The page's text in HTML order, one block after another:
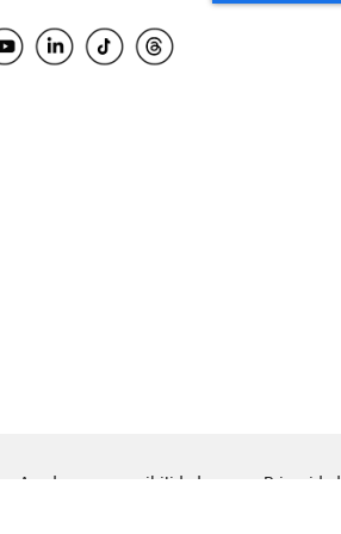
Ayuda para accesibilidad Privacidad